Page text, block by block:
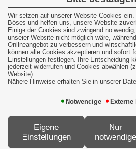
Wir setzen auf unserer Website Cookies
Böses und helfen uns, unsere Website
Einige der Cookies sind zwingend
unserer Website nicht möglich wäre,
Onlineangebot zu verbessern und
können alle Cookies akzeptieren und sofort
Einstellungen festlegen. Ihre Entscheidung
jederzeit widerrufen und Cookies abwählen
Website).
Nähere Hinweise erhalten Sie in unserer
Notwendige Externe
Eigene
Einstellungen
Nur
notwendige
Je nach gewählter
betrieblichen
sparen Sie Steuern und
Eine echte Win-Win-